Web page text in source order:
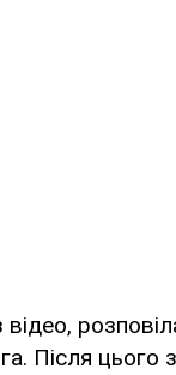
Після цього